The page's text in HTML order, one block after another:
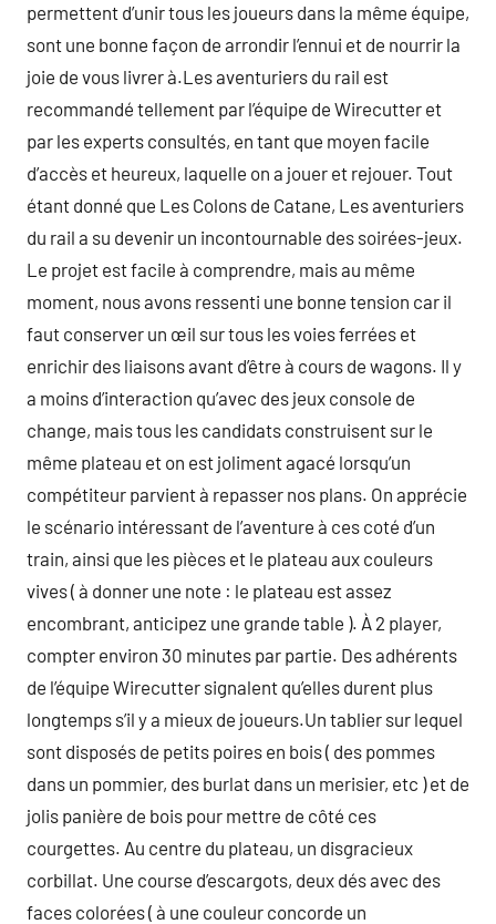
permettent d’unir tous les joueurs dans la même équipe,
sont une bonne façon de arrondir l’ennui et de nourrir la
joie de vous livrer à.Les aventuriers du rail est
recommandé tellement par l’équipe de Wirecutter et
par les experts consultés, en tant que moyen facile
d’accès et heureux, laquelle on a jouer et rejouer. Tout
étant donné que Les Colons de Catane, Les aventuriers
du rail a su devenir un incontournable des soirées-jeux.
Le projet est facile à comprendre, mais au même
moment, nous avons ressenti une bonne tension car il
faut conserver un œil sur tous les voies ferrées et
enrichir des liaisons avant d’être à cours de wagons. Il y
a moins d’interaction qu’avec des jeux console de
change, mais tous les candidats construisent sur le
même plateau et on est joliment agacé lorsqu’un
compétiteur parvient à repasser nos plans. On apprécie
le scénario intéressant de l’aventure à ces coté d’un
train, ainsi que les pièces et le plateau aux couleurs
vives ( à donner une note : le plateau est assez
encombrant, anticipez une grande table ). À 2 player,
compter environ 30 minutes par partie. Des adhérents
de l’équipe Wirecutter signalent qu’elles durent plus
longtemps s’il y a mieux de joueurs.Un tablier sur lequel
sont disposés de petits poires en bois ( des pommes
dans un pommier, des burlat dans un merisier, etc ) et de
jolis panière de bois pour mettre de côté ces
courgettes. Au centre du plateau, un disgracieux
corbillat. Une course d’escargots, deux dés avec des
faces colorées ( à une couleur concorde un